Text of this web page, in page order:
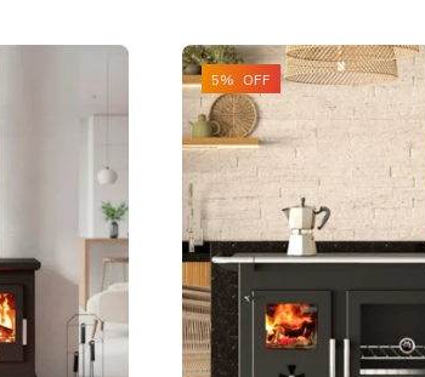
5% OFF